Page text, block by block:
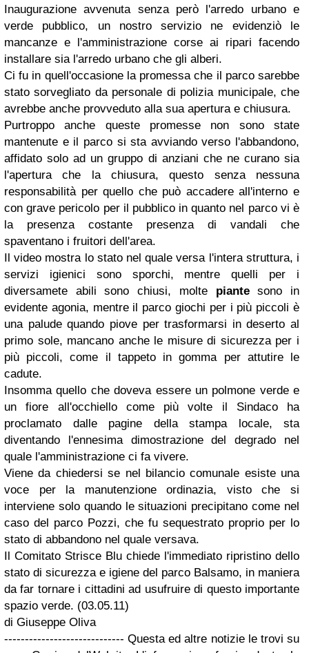
Inaugurazione avvenuta senza però l'arredo urbano e
verde pubblico, un nostro servizio ne evidenziò le
mancanze e l'amministrazione corse ai ripari facendo
installare sia l'arredo urbano che gli alberi.
Ci fu in quell'occasione la promessa che il parco sarebbe
stato sorvegliato da personale di polizia municipale, che
avrebbe anche provveduto alla sua apertura e chiusura.
Purtroppo anche queste promesse non sono state
mantenute e il parco si sta avviando verso l'abbandono,
affidato solo ad un gruppo di anziani che ne curano sia
l'apertura che la chiusura, questo senza nessuna
responsabilità per quello che può accadere all'interno e
con grave pericolo per il pubblico in quanto nel parco vi è
la presenza costante presenza di vandali che
spaventano i fruitori dell'area.
Il video mostra lo stato nel quale versa l'intera struttura, i
servizi igienici sono sporchi, mentre quelli per i
diversamete abili sono chiusi, molte piantesono in
evidente agonia, mentre il parco giochi per i più piccoli è
una palude quando piove per trasformarsi in deserto al
primo sole, mancano anche le misure di sicurezza per i
più piccoli, come il tappeto in gomma per attutire le
cadute.
Insomma quello che doveva essere un polmone verde e
un fiore all'occhiello come più volte il Sindaco ha
proclamato dalle pagine della stampa locale, sta
diventando l'ennesima dimostrazione del degrado nel
quale l'amministrazione ci fa vivere.
Viene da chiedersi se nel bilancio comunale esiste una
voce per la manutenzione ordinazia, visto che si
interviene solo quando le situazioni precipitano come nel
caso del parco Pozzi, che fu sequestrato proprio per lo
stato di abbandono nel quale versava.
Il Comitato Strisce Blu chiede l'immediato ripristino dello
stato di sicurezza e igiene del parco Balsamo, in maniera
da far tornare i cittadini ad usufruire di questo importante
spazio verde. (03.05.11)
di Giuseppe Oliva
----------------------------- Questa ed altre notizie le trovi su